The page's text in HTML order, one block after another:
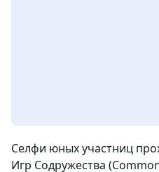
Селфи юных участниц
Игр Содружества